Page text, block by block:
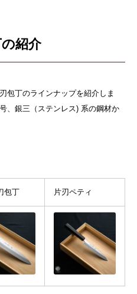
紹介
包丁のラインナップを紹介しま
、銀三（ステンレス) 系の鋼材か
包丁 片刃ペティ